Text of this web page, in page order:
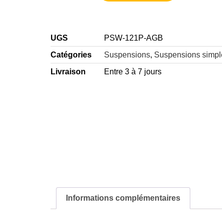
UGS
PSW-121P-AGB
Catégories
Suspensions, Suspensions
Livraison
Entre 3 à 7 jours
Informations complémentaires